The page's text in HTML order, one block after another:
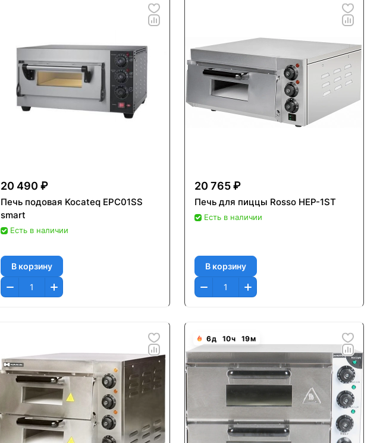
20 490 ₽
Печь подовая Kocateq EPC01SS
smart
Есть в наличии
В корзину
20 765 ₽
Печь для пиццы Rosso HEP-1ST
Есть в наличии
В корзину
6д 10ч 19м